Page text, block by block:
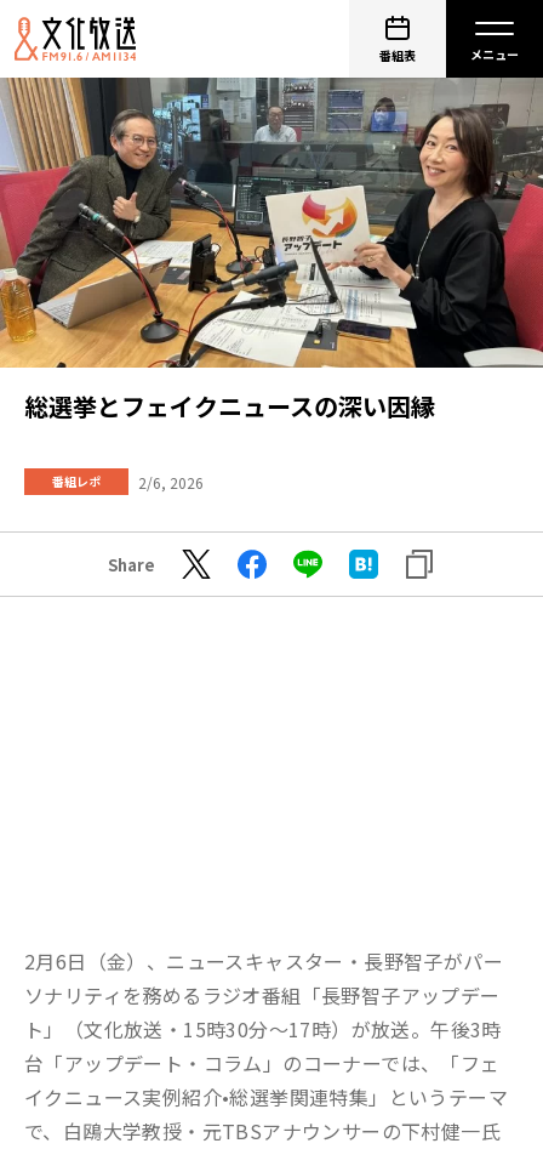
番組表
総選挙とフェイクニュースの深い因縁
番組レポ 2/6, 2026
Share
2月6日（金）、ニュースキャスター・長野智子がパー
ソナリティを務めるラジオ番組「長野智子アップデー
ト」（文化放送・15時30分～17時）が放送。午後3時
台「アップデート・コラム」のコーナーでは、「フェ
イクニュース実例紹介•総選挙関連特集」というテーマ
で、白鴎大学教授・元TBSアナウンサーの下村健一氏